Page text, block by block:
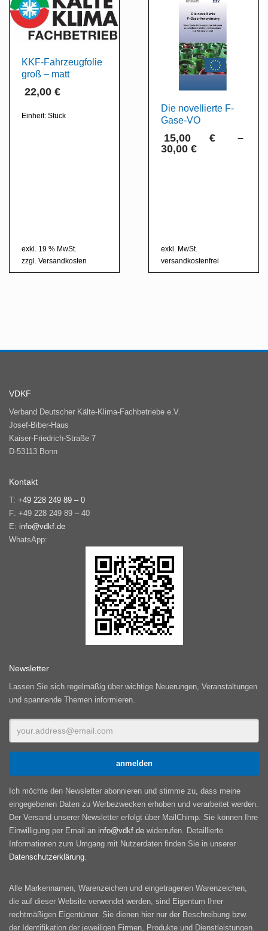
KKF-Fahrzeugfolie
groß – matt
22,00 €
exkl. 19 % MwSt.
zzgl. Versandkosten
Einheit: Stück
Die novellierte F-
Gase-VO
15,00€
–
30,00 €
exkl. MwSt.
versandkostenfrei
Optionen
VDKF
Verband Deutscher Kälte-Klima-Fachbetriebe e.V.
Josef-Biber-Haus
Kaiser-Friedrich-Straße 7
D-53113 Bonn
Kontakt
T: +49 228 249 89 – 0
F: +49 228 249 89 – 40
E: info@vdkf.de
WhatsApp:
Newsletter
Lassen Sie sich regelmäßig über wichtige Neuerungen, Veranstaltungen
und spannende Themen informieren.
Ich möchte den Newsletter abonnieren und stimme zu, dass meine
eingegebenen Daten zu Werbezwecken erhoben und verarbeitet werden.
Der Versand unserer Newsletter erfolgt über MailChimp. Sie können Ihre
Einwilligung per Email an info@vdkf.de widerrufen. Detaillierte
Informationen zum Umgang mit Nutzerdaten finden Sie in unserer
Datenschutzerklärung.
Alle Markennamen, Warenzeichen und eingetragenen Warenzeichen,
die auf dieser Website verwendet werden, sind Eigentum Ihrer
rechtmäßigen Eigentümer. Sie dienen hier nur der Beschreibung bzw.
der Identifikation der jeweiligen Firmen, Produkte und Dienstleistungen.